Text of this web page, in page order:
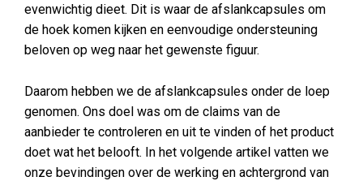
evenwichtig dieet. Dit is waar de afslankcapsules om
de hoek komen kijken en eenvoudige ondersteuning
beloven op weg naar het gewenste figuur.
Daarom hebben we de afslankcapsules onder de loep
genomen. Ons doel was om de claims van de
aanbieder te controleren en uit te vinden of het product
doet wat het belooft. In het volgende artikel vatten we
onze bevindingen over de werking en achtergrond van